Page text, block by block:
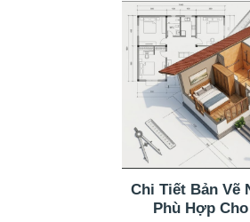
Chi Tiết Bản Vẽ
Phù Hợp